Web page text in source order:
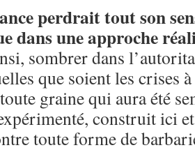
perdrait tout son
dans une approche
sombrer dans
que soient les crises
graine qui aura été
construit ici
toute forme de